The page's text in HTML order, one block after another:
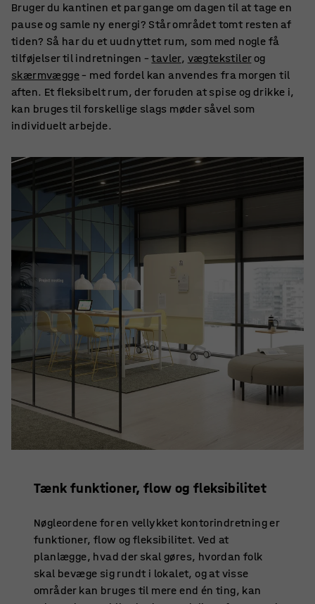
Bruger du kantinen et par gange om dagen til at tage en
pause og samle ny energi? Står området tomt resten af
tiden? Så har du et uudnyttet rum, som med nogle få
tilføjelser til indretningen –tavler, vægtekstilerog
skærmvægge– med fordel kan anvendes fra morgen til
aften. Et fleksibelt rum, der foruden at spise og drikke i,
kan bruges til forskellige slags møder såvel som
individuelt arbejde.
Tænk funktioner, flow og fleksibilitet
Nøgleordene for en vellykket kontorindretning er
funktioner, flow og fleksibilitet. Ved at
planlægge, hvad der skal gøres, hvordan folk
skal bevæge sig rundt i lokalet, og at visse
områder kan bruges til mere end én ting, kan